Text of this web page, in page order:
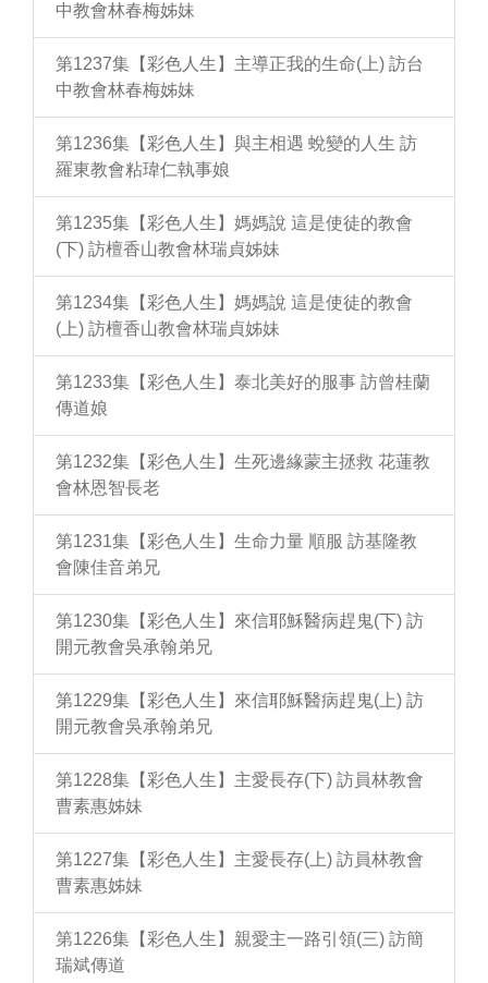
中教會林春梅姊妹
第1237集【彩色人生】主導正我的生命(上) 訪台
中教會林春梅姊妹
第1236集【彩色人生】與主相遇 蛻變的人生 訪
羅東教會粘瑋仁執事娘
第1235集【彩色人生】媽媽說 這是使徒的教會
(下) 訪檀香山教會林瑞貞姊妹
第1234集【彩色人生】媽媽說 這是使徒的教會
(上) 訪檀香山教會林瑞貞姊妹
第1233集【彩色人生】泰北美好的服事 訪曾桂蘭
傳道娘
第1232集【彩色人生】生死邊緣蒙主拯救 花蓮教
會林恩智長老
第1231集【彩色人生】生命力量 順服 訪基隆教
會陳佳音弟兄
第1230集【彩色人生】來信耶穌醫病趕鬼(下) 訪
開元教會吳承翰弟兄
第1229集【彩色人生】來信耶穌醫病趕鬼(上) 訪
開元教會吳承翰弟兄
第1228集【彩色人生】主愛長存(下) 訪員林教會
曹素惠姊妹
第1227集【彩色人生】主愛長存(上) 訪員林教會
曹素惠姊妹
第1226集【彩色人生】親愛主一路引領(三) 訪簡
瑞斌傳道